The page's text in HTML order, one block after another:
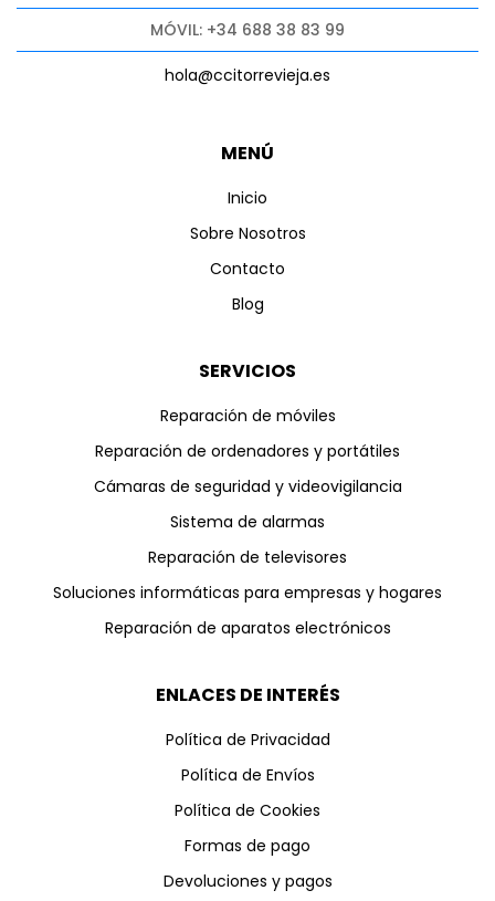
MENÚ
Inicio
Sobre Nosotros
Contacto
Blog
SERVICIOS
Reparación de móviles
Reparación de ordenadores y portátiles
Cámaras de seguridad y videovigilancia
Sistema de alarmas
Reparación de televisores
Soluciones informáticas para empresas y hogares
Reparación de aparatos electrónicos
ENLACES DE INTERÉS
Política de Privacidad
Política de Envíos
Política de Cookies
Formas de pago
Devoluciones y pagos
MÓVIL: +34 688 38 83 99
hola@ccitorrevieja.es